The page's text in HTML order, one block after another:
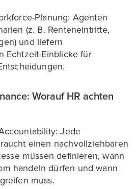
Planung: Agenten
(z. B. Renteneintritte,
und liefern
Echtzeit-Einblicke für
Worauf HR achten
Jede
einen nachvollziehbaren
müssen definieren, wann
handeln dürfen und wann
muss.